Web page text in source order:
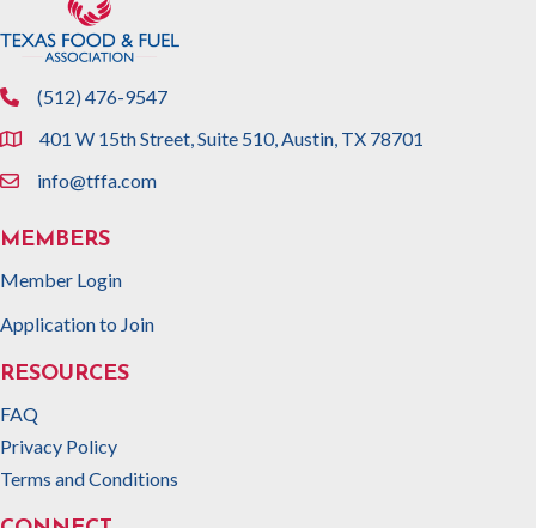
phone(512) 476-9547
location401 W 15th Street, Suite 510, Austin, TX 78701
emailinfo@tffa.com
MEMBERS
Member Login
Application to Join
RESOURCES
FAQ
Privacy Policy
Terms and Conditions